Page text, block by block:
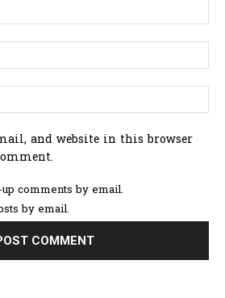
and website in this browser
comments by email.
by email.